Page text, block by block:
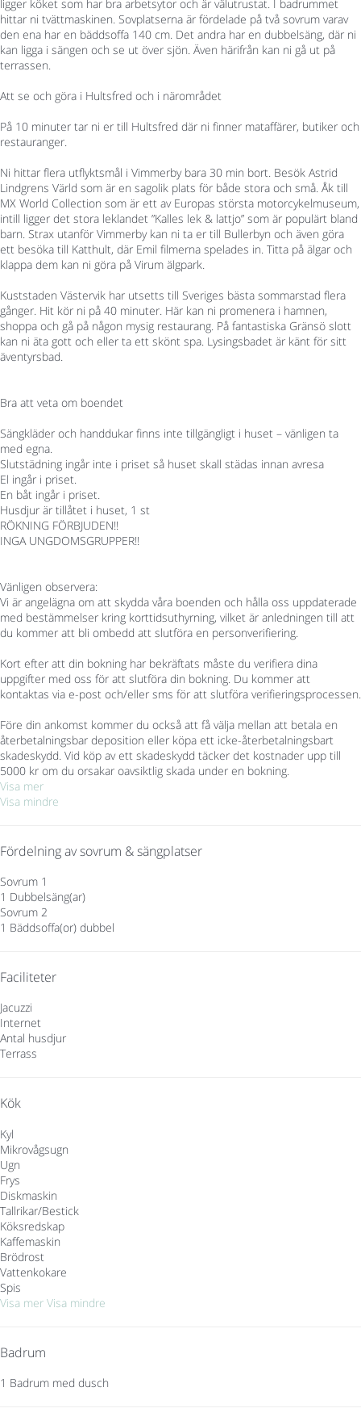
ligger köket som har bra arbetsytor och är välutrustat. I badrummet
hittar ni tvättmaskinen. Sovplatserna är fördelade på två sovrum varav
den ena har en bäddsoffa 140 cm. Det andra har en dubbelsäng, där ni
kan ligga i sängen och se ut över sjön. Även härifrån kan ni gå ut på
terrassen.
Att se och göra i Hultsfred och i närområdet
På 10 minuter tar ni er till Hultsfred där ni finner mataffärer, butiker och
restauranger.
Ni hittar flera utflyktsmål i Vimmerby bara 30 min bort. Besök Astrid
Lindgrens Värld som är en sagolik plats för både stora och små. Åk till
MX World Collection som är ett av Europas största motorcykelmuseum,
intill ligger det stora leklandet ”Kalles lek & lattjo” som är populärt bland
barn. Strax utanför Vimmerby kan ni ta er till Bullerbyn och även göra
ett besöka till Katthult, där Emil filmerna spelades in. Titta på älgar och
klappa dem kan ni göra på Virum älgpark.
Kuststaden Västervik har utsetts till Sveriges bästa sommarstad flera
gånger. Hit kör ni på 40 minuter. Här kan ni promenera i hamnen,
shoppa och gå på någon mysig restaurang. På fantastiska Gränsö slott
kan ni äta gott och eller ta ett skönt spa. Lysingsbadet är känt för sitt
äventyrsbad.
Bra att veta om boendet
Sängkläder och handdukar finns inte tillgängligt i huset – vänligen ta
med egna.
Slutstädning ingår inte i priset så huset skall städas innan avresa
El ingår i priset.
En båt ingår i priset.
Husdjur är tillåtet i huset, 1 st
RÖKNING FÖRBJUDEN!!
INGA UNGDOMSGRUPPER!!
Vänligen observera:
Vi är angelägna om att skydda våra boenden och hålla oss uppdaterade
med bestämmelser kring korttidsuthyrning, vilket är anledningen till att
du kommer att bli ombedd att slutföra en personverifiering.
Kort efter att din bokning har bekräftats måste du verifiera dina
uppgifter med oss för att slutföra din bokning. Du kommer att
kontaktas via e-post och/eller sms för att slutföra verifieringsprocessen.
Före din ankomst kommer du också att få välja mellan att betala en
återbetalningsbar deposition eller köpa ett icke-återbetalningsbart
skadeskydd. Vid köp av ett skadeskydd täcker det kostnader upp till
5000 kr om du orsakar oavsiktlig skada under en bokning.
Visa mer
Visa mindre
Fördelning av sovrum & sängplatser
Sovrum 1
1 Dubbelsäng(ar)
Sovrum 2
1 Bäddsoffa(or) dubbel
Faciliteter
Jacuzzi
Internet
Antal husdjur
Terrass
Kök
Kyl
Mikrovågsugn
Ugn
Frys
Diskmaskin
Tallrikar/Bestick
Köksredskap
Kaffemaskin
Brödrost
Vattenkokare
Spis
Visa mer Visa mindre
Badrum
1 Badrum med dusch